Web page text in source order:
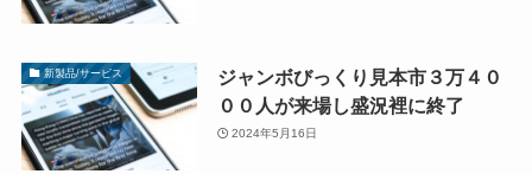
新製品/サービス
ジャンボびっくり見本市３万４０
００人が来場し盛況裡に終了
2024年5月16日